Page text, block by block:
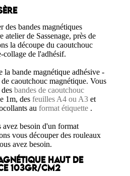
des bandes magnétiques
atelier de Sassenage, près de
la découpe du caoutchouc
collage de l'adhésif.
la bande magnétique adhésive -
caoutchouc magnétique. Vous
desbandes de caoutchouc
1m, desfeuilles A4 ou A3 et
auformat étiquette .
avez besoin d'un format
vous découper des rouleaux
avez besoin.
HAUT DE
103GR/CM2